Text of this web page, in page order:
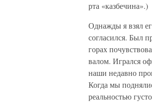
рта «казбечина».)
Однажды я взял
согласился. Был
горах
валом. Игрался
наши недавно
Когда мы
реальностью